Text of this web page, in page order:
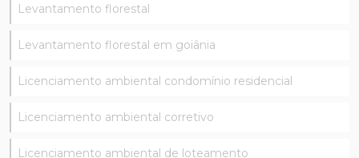
Levantamento florestal
Levantamento florestal em goiânia
Licenciamento ambiental condomínio residencial
Licenciamento ambiental corretivo
Licenciamento ambiental de loteamento